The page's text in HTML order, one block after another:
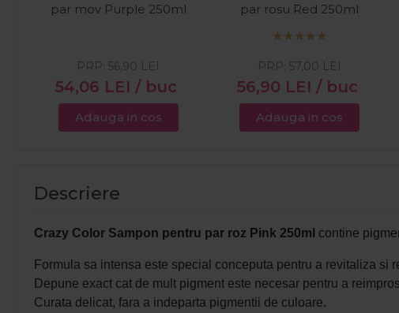
par mov Purple 250ml
54,06 LEI / buc
PRP: 56,90 LEI
Adauga in cos
par rosu Red 250ml
56,90 LEI / buc
PRP: 57,00 LEI
Adauga in cos
Descriere
Crazy Color Sampon pentru par roz Pink 250ml contine
Formula sa intensa este special conceputa pentru a revitaliza si
Depune exact cat de mult pigment este necesar pentru a
Curata delicat, fara a indeparta pigmentii de culoare.